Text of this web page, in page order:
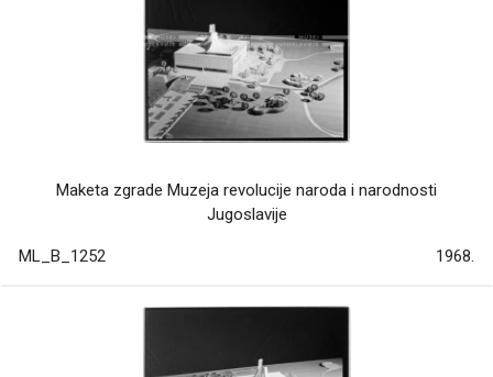
Maketa zgrade Muzeja revolucije naroda i narodnosti
Jugoslavije
ML_B_1252 1968.